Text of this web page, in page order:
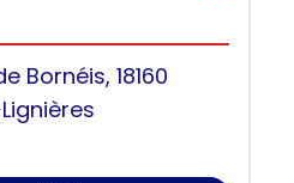
Bornéis, 18160